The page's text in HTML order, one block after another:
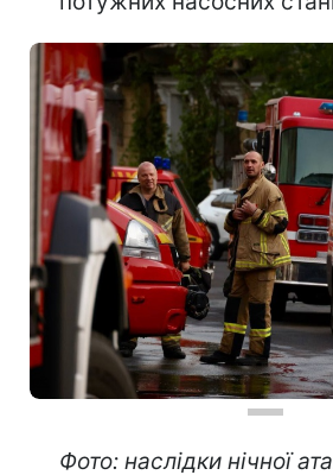
Фото: наслідки нічної